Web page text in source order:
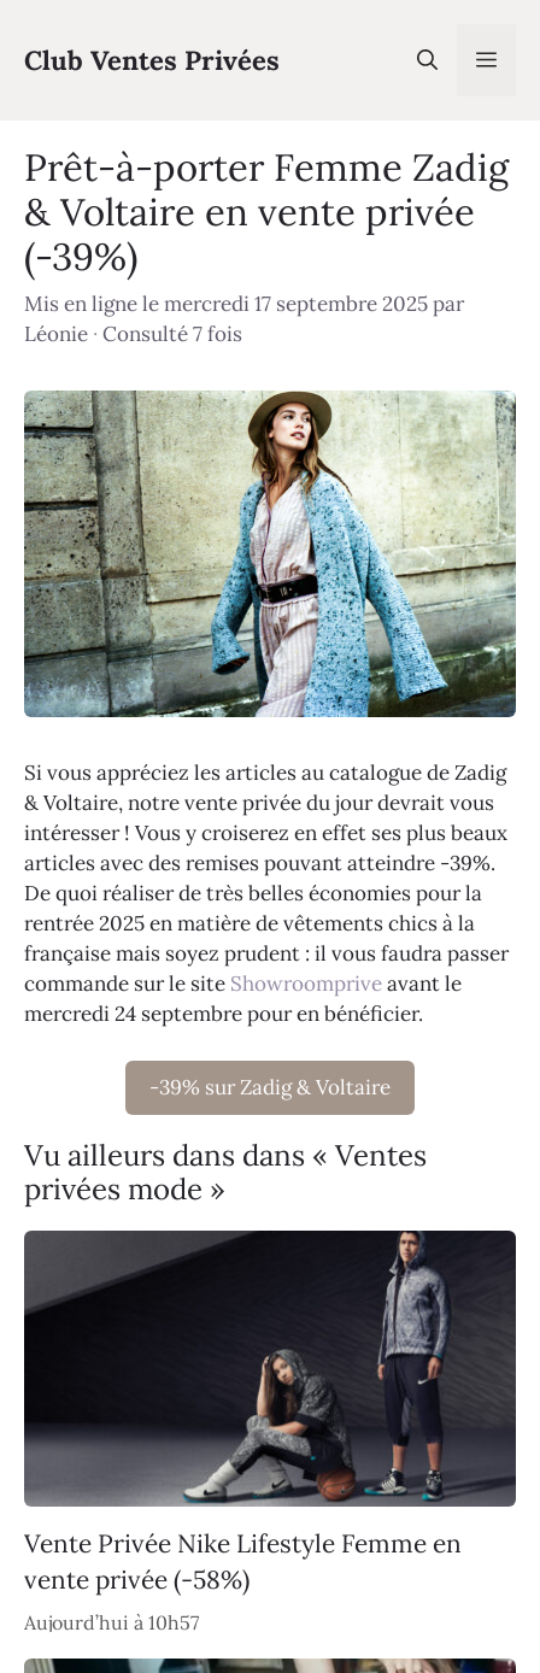
contenu
Club Ventes Privées
Prêt-à-porter Femme Zadig
& Voltaire en vente privée
(-39%)
Mis en ligne le mercredi 17 septembre 2025par
Léonie · Consulté 7 fois
Si vous appréciez les articles au catalogue de Zadig
& Voltaire, notre vente privée du jour devrait vous
intéresser ! Vous y croiserez en effet ses plus beaux
articles avec des remises pouvant atteindre -39%.
De quoi réaliser de très belles économies pour la
rentrée 2025 en matière de vêtements chics à la
française mais soyez prudent : il vous faudra passer
commande sur le site Showroompriveavant le
mercredi 24 septembre pour en bénéficier.
-39% sur Zadig & Voltaire
Vu ailleurs dans dans « Ventes
privées mode »
Vente Privée Nike Lifestyle Femme en
vente privée (-58%)
Aujourd’hui à 10h57